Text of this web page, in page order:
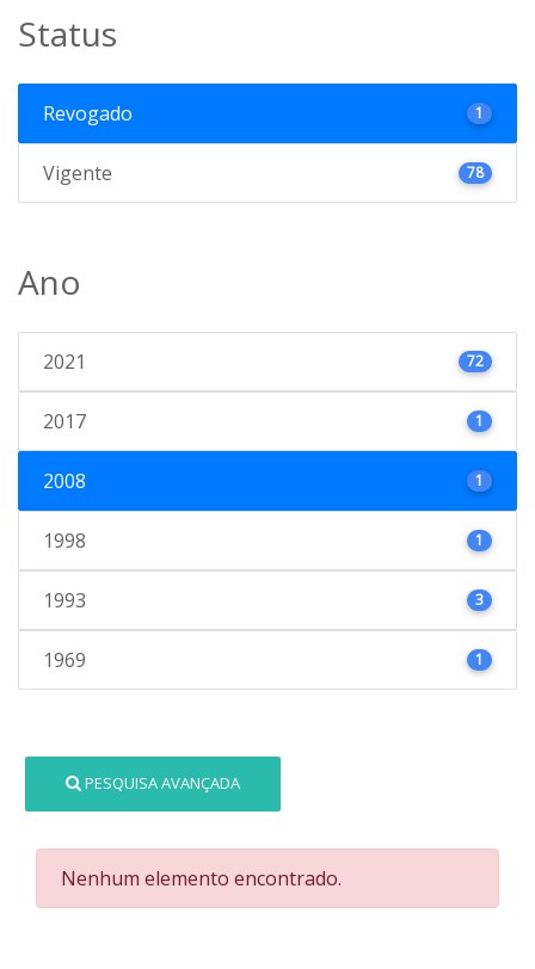
Status
Revogado 1
Vigente 78
Ano
2021 72
2017 1
2008 1
1998 1
1993 3
1969 1
PESQUISA AVANÇADA
Nenhum elemento encontrado.